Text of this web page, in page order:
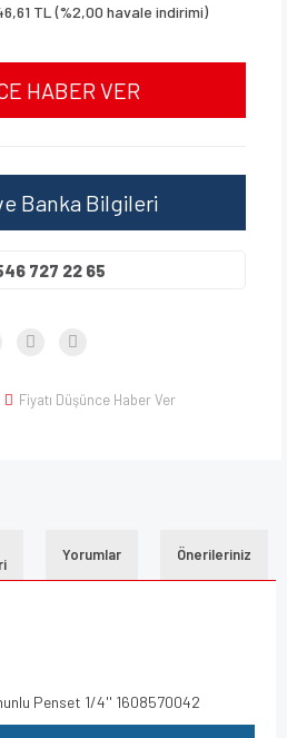
TL (%2,00 havale indirimi)
HABER VER
Banka Bilgileri
727 22 65
Fiyatı Düşünce Haber Ver
Yorumlar Önerileriniz
Penset 1/4'' 1608570042